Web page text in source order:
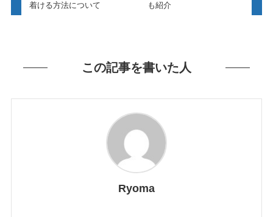
着ける方法について
も紹介
この記事を書いた人
Ryoma